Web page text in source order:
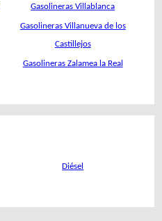
Gasolineras Villablanca
Gasolineras Villanueva de los
Castillejos
Gasolineras Zalamea la Real
Diésel